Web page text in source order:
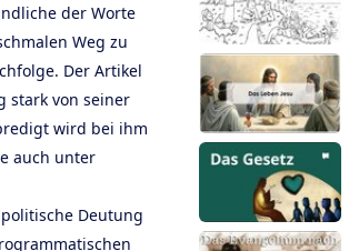
der Worte
Weg zu
Der Artikel
stark von seiner
wird bei ihm
auch unter
Deutung